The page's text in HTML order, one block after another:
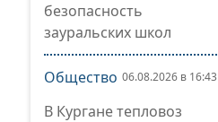
безопасность
зауральских школ
Общество 06.08.2026 в 16:43
В Кургане тепловоз